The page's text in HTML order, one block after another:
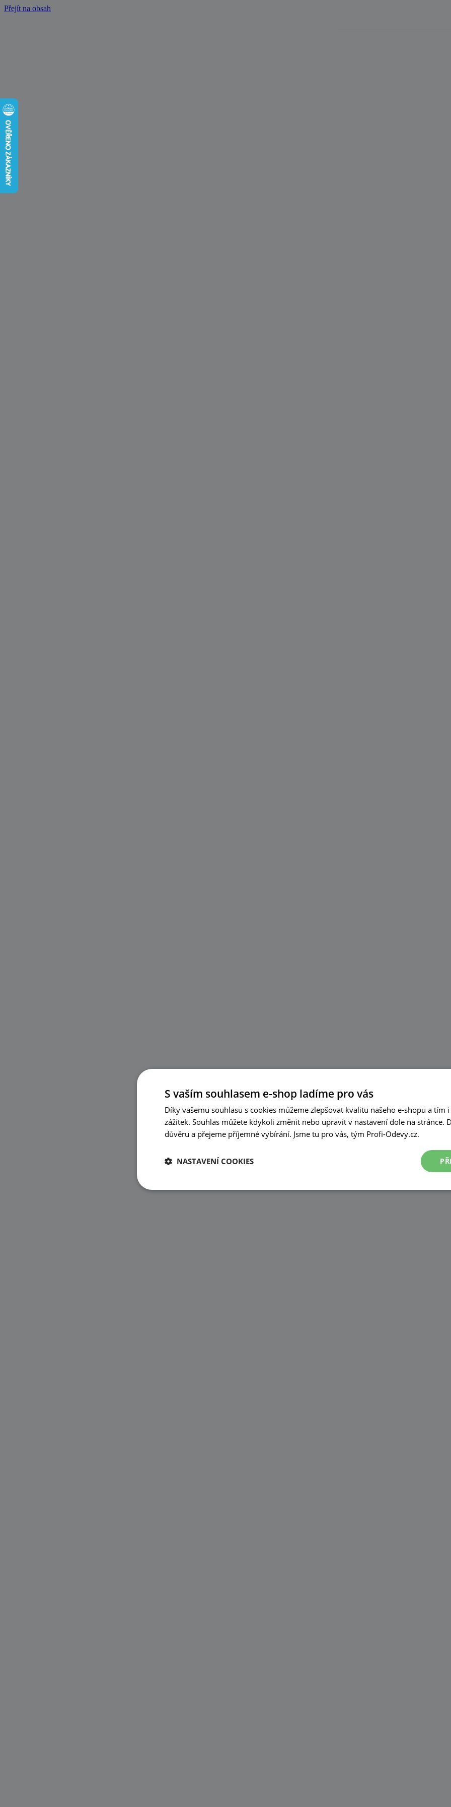
Přejít na obsah
S vaším souhlasem e-shop ladíme pro vás
Díky vašemu souhlasu s cookies můžeme zlepšovat kvalitu našeho e-shopu a tím
zážitek. Souhlas můžete kdykoli změnit nebo upravit v nastavení dole na stránce.
důvěru a přejeme příjemné vybírání. Jsme tu pro vás, tým Profi-Odevy.cz.
NASTAVENÍ COOKIES